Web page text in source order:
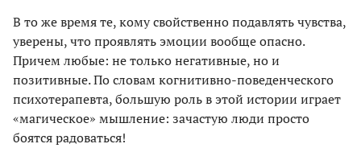
В то же время те, кому свойственно подавлять чувства,
уверены, что проявлять эмоции вообще опасно.
Причем любые: не только негативные, но и
позитивные. По словам когнитивно-поведенческого
психотерапевта, большую роль в этой истории играет
«магическое» мышление: зачастую люди просто
боятся радоваться!